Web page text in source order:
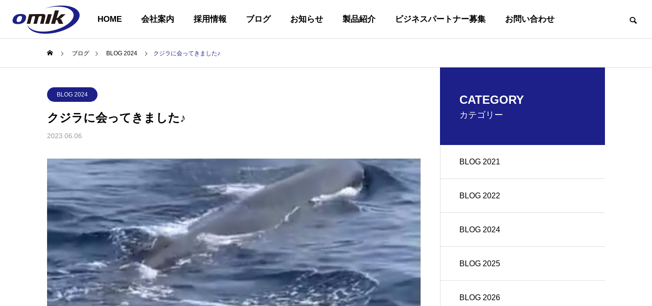
HOME 会社案内 採用情報 ブログ お知らせ 製品紹介 ビジネスパートナー募集 お問い合わせ
COMPANY
会社案内
BUSINESS
企業理念
PHILOSOPHY
私たちの取り組み
INITIATIVES
沿革
OUTLINE
会社イベント
EVENT
アクセス
ACCESS
ブログ BLOG 2024 クジラに会ってきました♪
BLOG 2024
クジラに会ってきました♪
2023.06.06
CATEGORY
カテゴリー
BLOG 2021
BLOG 2022
BLOG 2024
BLOG 2025
BLOG 2026